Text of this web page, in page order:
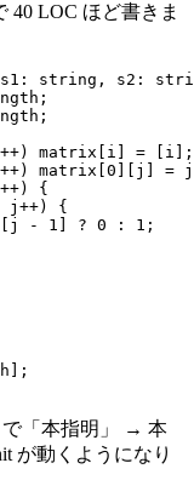
40 LOC ほど書きま
string, s2:
matrix[i] = [i];
matrix[0][j] =
{
j++) {
- 1] ? 0 : 1;
で「本指明」 → 本
が動くようになり